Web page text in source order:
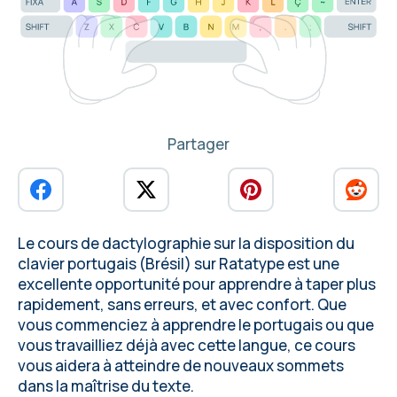
Partager
Le cours de dactylographie sur la disposition du
clavier portugais (Brésil) sur Ratatype est une
excellente opportunité pourapprendre à taper plus
rapidement, sans erreurs, et avec confort. Que
vous commenciez à apprendre le portugais ou que
vous travailliez déjà avec cette langue, ce cours
vous aidera à atteindre de nouveaux sommets
dans la maîtrise du texte.